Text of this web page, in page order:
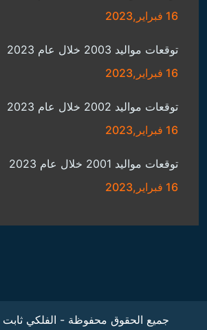
16 فبراير,2023
توقعات مواليد 2003 خلال عام 2023
16 فبراير,2023
توقعات مواليد 2002 خلال عام 2023
16 فبراير,2023
توقعات مواليد 2001 خلال عام 2023
16 فبراير,2023
جميع الحقوق محفوظة - الفلكي ثابت